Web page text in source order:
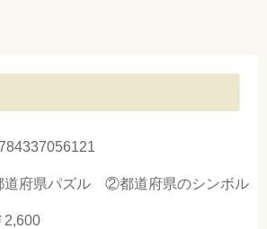
道府県パズル ②都道府県のシンボル
2,600